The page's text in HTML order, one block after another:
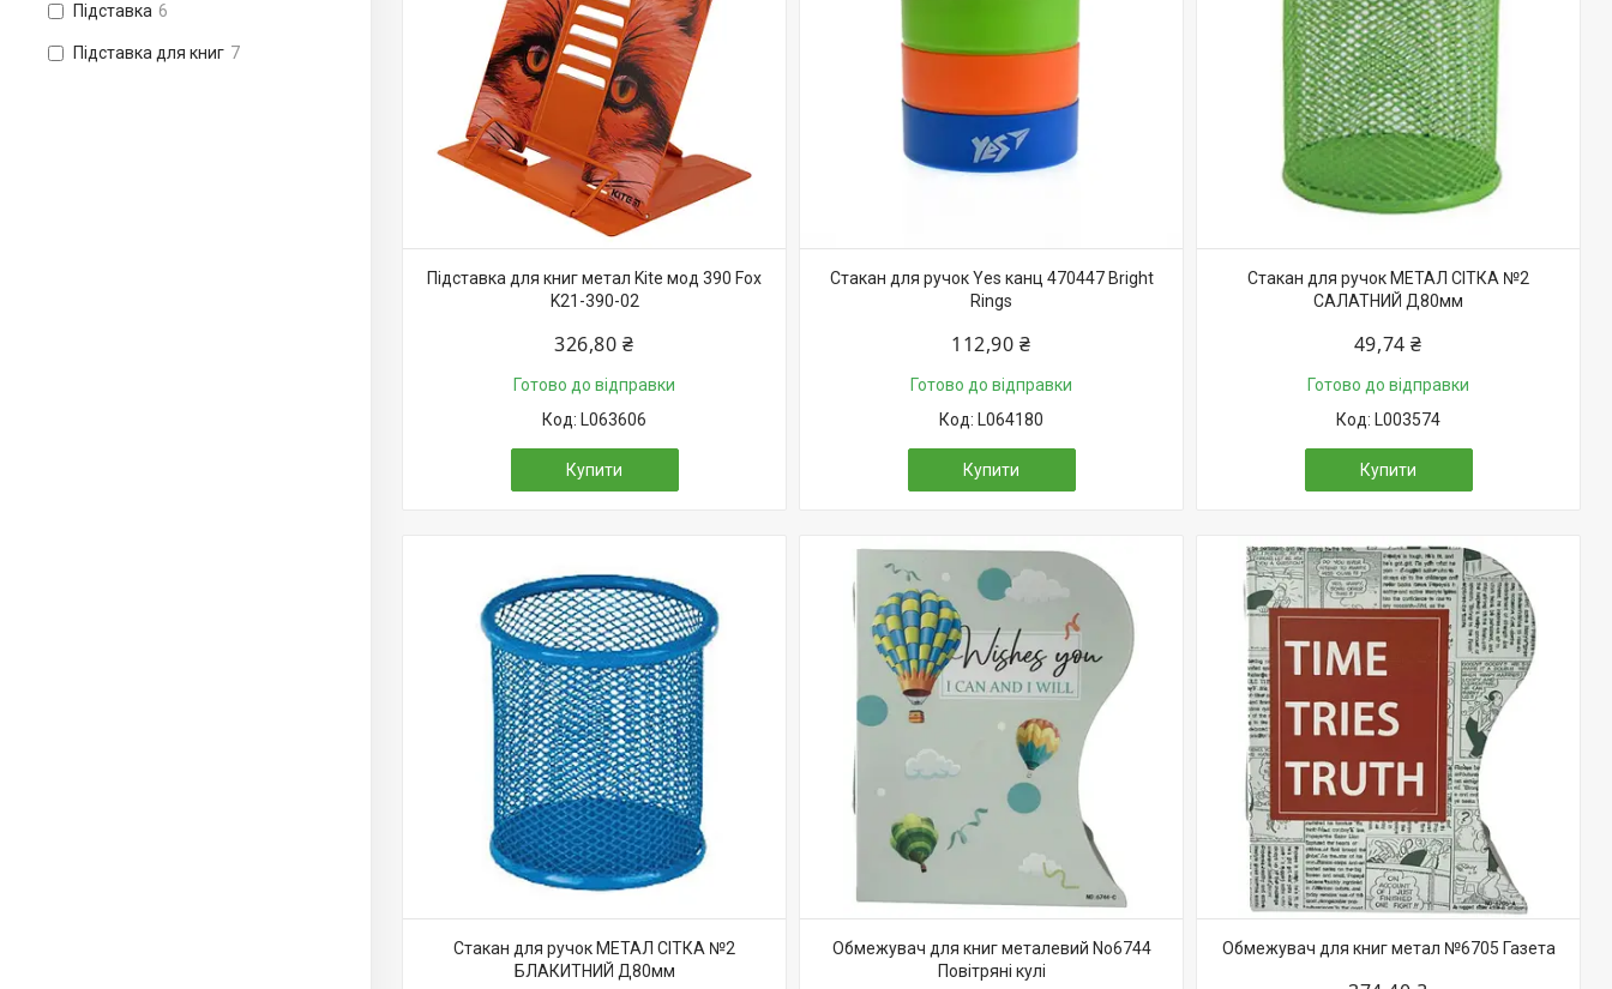
Підставка 6
Підставка для книг 7
Підставка для книг метал Kite мод 390 Fox
K21-390-02
326,80 ₴
Готово до відправки
L063606
Купити
Стакан для ручок Yes канц 470447 Bright
Rings
112,90 ₴
Готово до відправки
L064180
Купити
Стакан для ручок МЕТАЛ СІТКА №2
САЛАТНИЙ Д80мм
49,74 ₴
Готово до відправки
L003574
Купити
Стакан для ручок МЕТАЛ СІТКА №2
БЛАКИТНИЙ Д80мм
Обмежувач для книг металевий No6744
Повітряні кулі
Обмежувач для книг метал №6705 Газета